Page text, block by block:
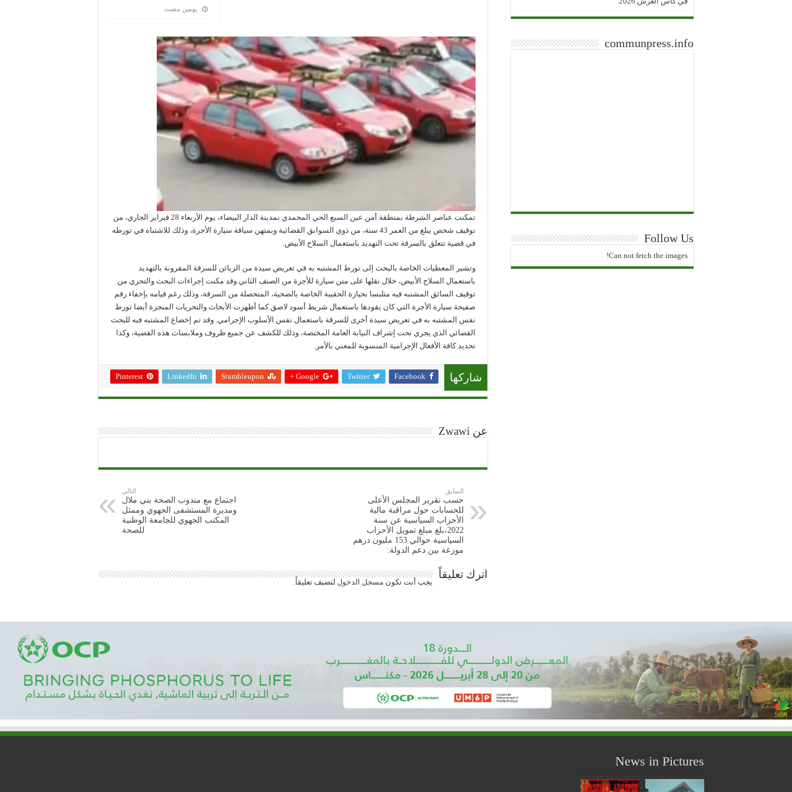
‏يومين مضت
تمكنت عناصر الشرطة بمنطقة أمن عين السبع الحي المحمدي بمدينة الدار البيضاء، يوم الأربعاء 28 فبراير الجاري، من
توقيف شخص يبلغ من العمر 43 سنة، من ذوي السوابق القضائية ويمتهن سياقة سيارة الأجرة، وذلك للاشتباه في تورطه
في قضية تتعلق بالسرقة تحت التهديد باستعمال السلاح الأبيض.
وتشير المعطيات الخاصة بالبحث إلى تورط المشتبه به في تعريض سيدة من الزبائن للسرقة المقرونة بالتهديد
باستعمال السلاح الأبيض، خلال نقلها على متن سيارة للأجرة من الصنف الثاني.وقد مكنت إجراءات البحث والتحري من
توقيف السائق المشتبه فيه متلبسا بحيازة الحقيبة الخاصة بالضحية، المتحصلة من السرقة، وذلك رغم قيامه بإخفاء رقم
صفيحة سيارة الأجرة التي كان يقودها باستعمال شريط أسود لاصق.كما أظهرت الأبحاث والتحريات المنجزة أيضا تورط
نفس المشتبه به في تعريض سيدة أخرى للسرقة باستعمال نفس الأسلوب الإجرامي. وقد تم إخضاع المشتبه فيه للبحث
القضائي الذي يجري تحت إشراف النيابة العامة المختصة، وذلك للكشف عن جميع ظروف وملابسات هذه القضية، وكذا
تحديد كافة الأفعال الإجرامية المنسوبة للمعني بالأمر.
شاركها Facebook
Twitter
Google +
Stumbleupon
LinkedIn
Pinterest
عن Zwawi
السابق
حسب تقرير المجلس الأعلى
للحسابات حول مراقبة مالية
الأحزاب السياسية عن سنة
2022،بلغ مبلغ تمويل الأحزاب
السياسية حوالي 153 مليون درهم
موزعة بين دعم الدولة:
التالي
اجتماع مع مندوب الصحة بني ملال
ومديرة المستشفى الجهوي وممثل
المكتب الجهوي للجامعة الوطنية
للصحة
اترك تعليقاً
يجب أنت تكون مسجل الدخول لتضيف تعليقاً.
communpress.info
Follow Us
Can not fetch the images!
News in Pictures